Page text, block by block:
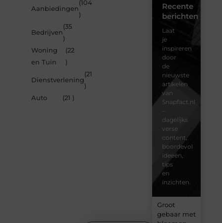
Aanbiedingen
(104
)
Bedrijven
(35
)
Woning
en Tuin
(22
)
Dienstverlening
(21
)
Auto
(21 )
Recente
berichten
Laat
je
inspireren
door
de
nieuwste
artikelen
van
Snapfact.nl
–
dagelijks
verse
content,
boordevol
ideeën,
tips
en
inzichten.
Groot
gebaar met